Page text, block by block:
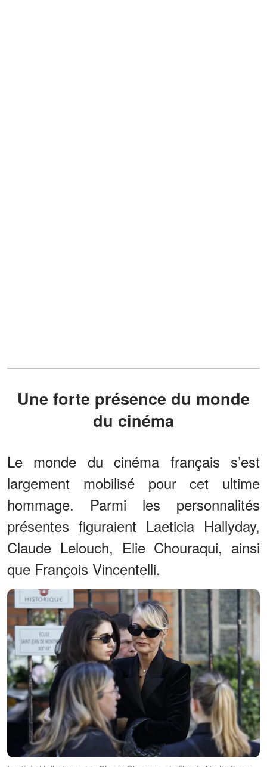
Une forte présence du monde
du cinéma
Le monde du cinéma français s’est
largement mobilisé pour cet ultime
hommage. Parmi les personnalités
présentes figuraient Laeticia Hallyday,
Claude Lelouch, Elie Chouraqui, ainsi
que François Vincentelli.